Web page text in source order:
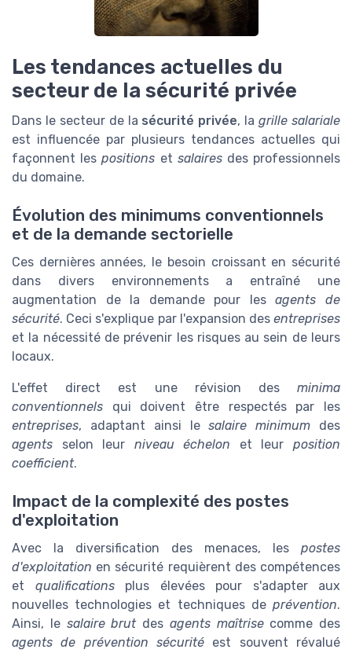
Les tendances actuelles du
secteur de la sécurité privée
Dans le secteur de la sécurité privée, lagrille salariale
est influencée par plusieurs tendances actuelles qui
façonnent lespositions et salairesdes professionnels
du domaine.
Évolution des minimums conventionnels
et de la demande sectorielle
Ces dernières années, le besoin croissant en sécurité
dans divers environnements a entraîné une
augmentation de la demande pour lesagents de
sécurité. Ceci s'explique par l'expansion des entreprises
et la nécessité de prévenir les risques au sein de leurs
locaux.
L'effet direct est une révision des minima
conventionnels qui doivent être respectés par les
entreprises, adaptant ainsi lesalaire minimum des
agents selon leur niveau échelon et leurposition
coefficient.
Impact de la complexité des postes
d'exploitation
Avec la diversification des menaces, les postes
d'exploitation en sécurité requièrent des compétences
et qualificationsplus élevées pour s'adapter aux
nouvelles technologies et techniques de prévention.
Ainsi, le salaire brutdes agents maîtrisecomme des
agents de prévention sécurité est souvent révalué